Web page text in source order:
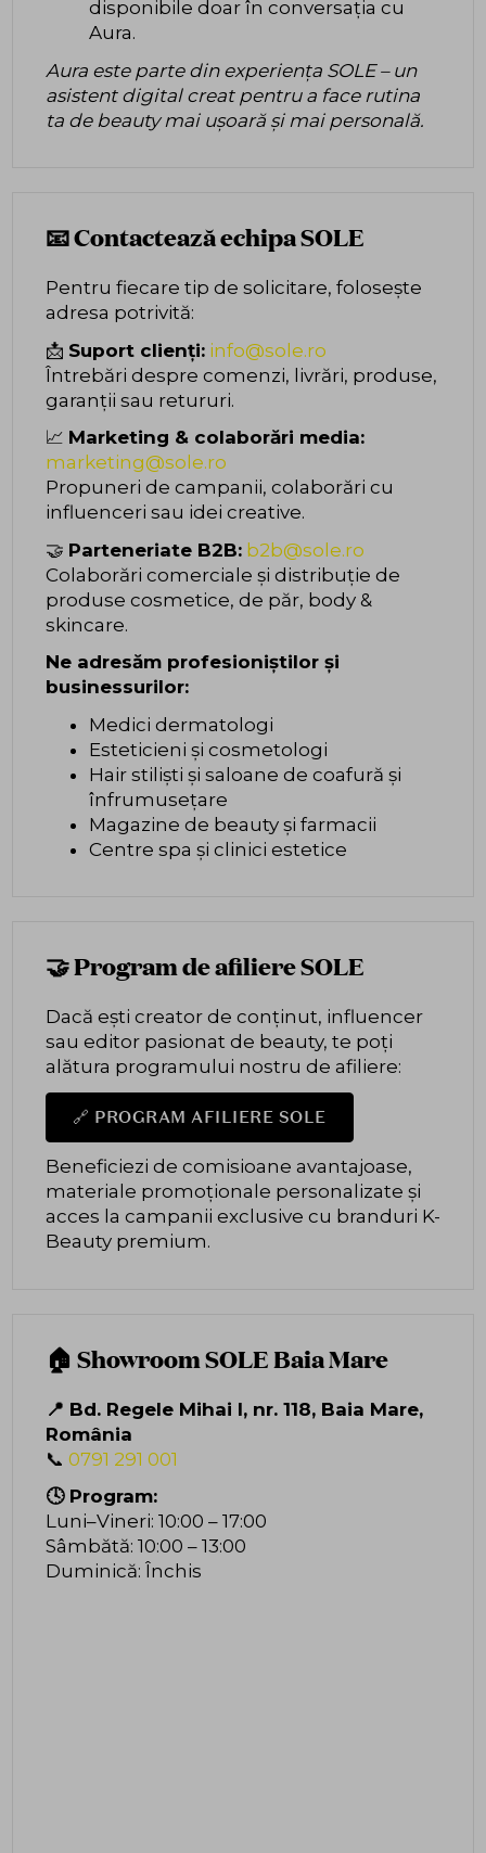
disponibile doar în conversația cu
Aura.
Aura este parte din experiența SOLE – un
asistent digital creat pentru a face rutina
ta de beauty mai ușoară și mai personală.
📧 Contactează echipa SOLE
Pentru fiecare tip de solicitare, folosește
adresa potrivită:
📩 Suport clienți: info@sole.ro
Întrebări despre comenzi, livrări, produse,
garanții sau retururi.
📈 Marketing & colaborări media:
marketing@sole.ro
Propuneri de campanii, colaborări cu
influenceri sau idei creative.
🤝 Parteneriate B2B: b2b@sole.ro
Colaborări comerciale și distribuție de
produse cosmetice, de păr, body &
skincare.
Ne adresăm profesioniștilor și
businessurilor:
Medici dermatologi
Esteticieni și cosmetologi
Hair stiliști și saloane de coafură și
înfrumusețare
Magazine de beauty și farmacii
Centre spa și clinici estetice
🤝 Program de afiliere SOLE
Dacă ești creator de conținut, influencer
sau editor pasionat de beauty, te poți
alătura programului nostru de afiliere:
🔗 PROGRAM AFILIERE SOLE
Beneficiezi de comisioane avantajoase,
materiale promoționale personalizate și
acces la campanii exclusive cu branduri K-
Beauty premium.
🏠 Showroom SOLE Baia Mare
📍 Bd. Regele Mihai I, nr. 118, Baia Mare,
România
📞 0791 291 001
🕓 Program:
Luni–Vineri: 10:00 – 17:00
Sâmbătă: 10:00 – 13:00
Duminică: Închis